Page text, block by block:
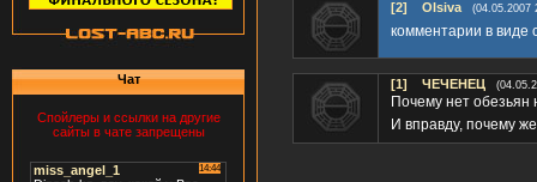
Чат
Спойлеры и ссылки на другие
сайты в чате запрещены
[2] Olsiva (04.05.2007
комментарии в виде
[1] ЧЕЧЕНЕЦ
Почему нет обезьян
И вправду, почему